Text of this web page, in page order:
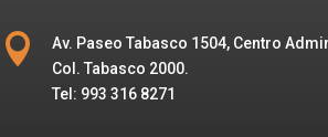

Av. Paseo Tabasco 1504, Centro
Col. Tabasco 2000.
Tel: 993 316 8271